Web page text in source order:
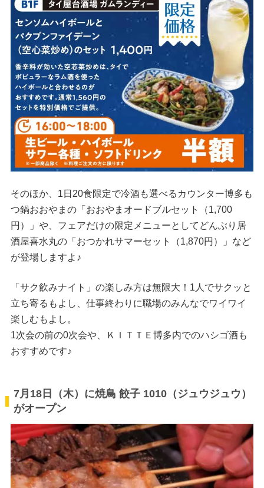
そのほか、1日20食限定で冷酒も選べるカウンター博多も
つ鍋おおやまの「おおやまオードブルセット（1,700
円）」や、フェアだけの限定メニューとしてどんぶり居
酒屋喜水丸の「おつかれサマーセット（1,870円）」など
が登場しますよ♪
「サク飲みナイト」の楽しみ方は無限大！1人でサクッと
立ち寄るもよし、仕事終わりに職場のみんなでワイワイ
楽しむもよし。
1次会の前の0次会や、ＫＩＴＴＥ博多内でのハシゴ酒も
おすすめです♪
7月18日（木）に焼鳥 餃子 1010（ジュウジュウ）
がオープン